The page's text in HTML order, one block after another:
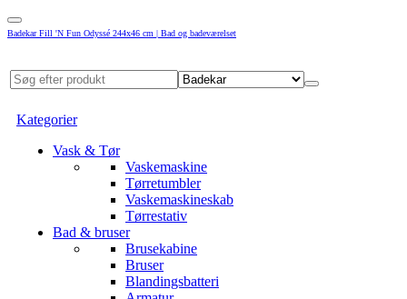
Badekar Fill 'N Fun Odyssé 244x46 cm | Bad og badeværelset
Kategorier
Vask & Tør
Vaskemaskine
Tørretumbler
Vaskemaskineskab
Tørrestativ
Bad & bruser
Brusekabine
Bruser
Blandingsbatteri